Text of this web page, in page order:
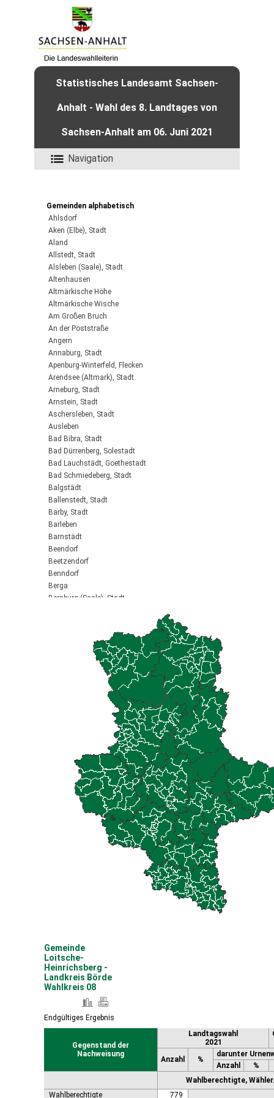
Statistisches Landesamt Sachsen-
Anhalt - Wahl des 8. Landtages von
Sachsen-Anhalt am 06. Juni 2021
Navigation
Gemeinden alphabetisch
Ahlsdorf
Aken (Elbe), Stadt
Aland
Allstedt, Stadt
Alsleben (Saale), Stadt
Altenhausen
Altmärkische Höhe
Altmärkische Wische
Am Großen Bruch
An der Poststraße
Angern
Annaburg, Stadt
Apenburg-Winterfeld, Flecken
Arendsee (Altmark), Stadt
Arneburg, Stadt
Arnstein, Stadt
Aschersleben, Stadt
Ausleben
Bad Bibra, Stadt
Bad Dürrenberg, Solestadt
Bad Lauchstädt, Goethestadt
Bad Schmiedeberg, Stadt
Balgstädt
Ballenstedt, Stadt
Barby, Stadt
Barleben
Barnstädt
Beendorf
Beetzendorf
Benndorf
Berga
Bernburg (Saale), Stadt
Bitterfeld-Wolfen, Stadt
Blankenburg (Harz), Stadt
Brücken-Hackpfüffel
Bülstringen
Burg, Stadt
Burgstall
Calbe (Saale), Stadt
Coswig (Anhalt), Stadt
Eilsleben
Eisleben, Lutherstadt
Elbe-Parey
Elsteraue
Falkenstein/Harz, Stadt
Farnstädt
Finneland
Gardelegen, Hansestadt
Gemeinde
Loitsche-
Heinrichsberg -
Landkreis Börde
Wahlkreis 08
Endgültiges Ergebnis
Gegenstand der
Nachweisung
Landtagswahl
2021
Anzahl %
darunter
Anzahl
%
Wahlberechtigte,
Wahlberechtigte
779